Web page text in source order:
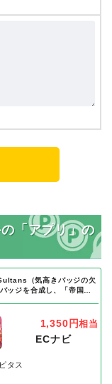
「アプリ」の
（気高きバッジの欠
ッジを合成し、「帝国五
1,350円相当
ECナビ
タス